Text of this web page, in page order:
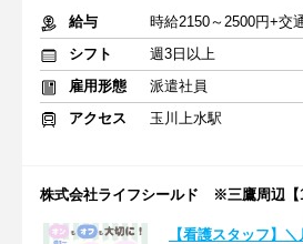
給与
時給2150～2500円+交
シフト
週3日以上
雇用形態
派遣社員
アクセス
玉川上水駅
株式会社ライフシールド ※三鷹周辺【1
【看護スタッフ】